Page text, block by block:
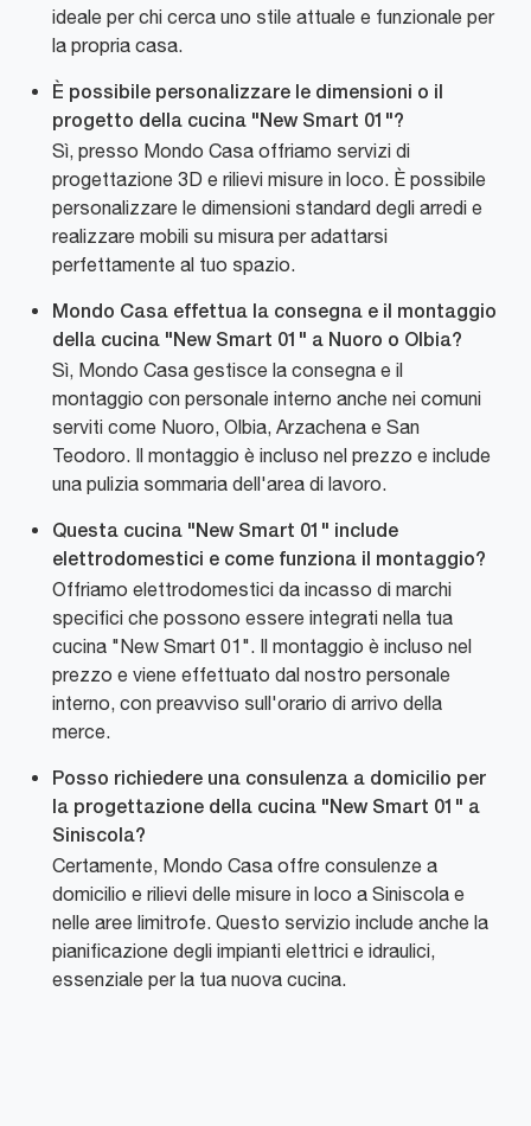
ideale per chi cerca uno stile attuale e funzionale per
la propria casa.
È possibile personalizzare le dimensioni o il
progetto della cucina "New Smart 01"?
Sì, presso Mondo Casa offriamo servizi di
progettazione 3D e rilievi misure in loco. È possibile
personalizzare le dimensioni standard degli arredi e
realizzare mobili su misura per adattarsi
perfettamente al tuo spazio.
Mondo Casa effettua la consegna e il montaggio
della cucina "New Smart 01" a Nuoro o Olbia?
Sì, Mondo Casa gestisce la consegna e il
montaggio con personale interno anche nei comuni
serviti come Nuoro, Olbia, Arzachena e San
Teodoro. Il montaggio è incluso nel prezzo e include
una pulizia sommaria dell'area di lavoro.
Questa cucina "New Smart 01" include
elettrodomestici e come funziona il montaggio?
Offriamo elettrodomestici da incasso di marchi
specifici che possono essere integrati nella tua
cucina "New Smart 01". Il montaggio è incluso nel
prezzo e viene effettuato dal nostro personale
interno, con preavviso sull'orario di arrivo della
merce.
Posso richiedere una consulenza a domicilio per
la progettazione della cucina "New Smart 01" a
Siniscola?
Certamente, Mondo Casa offre consulenze a
domicilio e rilievi delle misure in loco a Siniscola e
nelle aree limitrofe. Questo servizio include anche la
pianificazione degli impianti elettrici e idraulici,
essenziale per la tua nuova cucina.